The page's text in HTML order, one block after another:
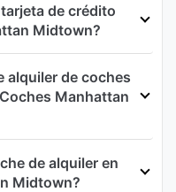
de crédito
Midtown?
alquiler de coches
Manhattan
de alquiler en
Midtown?